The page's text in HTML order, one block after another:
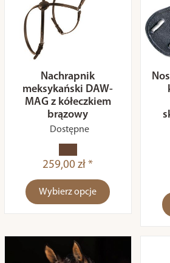
Nachrapnik
meksykański DAW-
MAG z kółeczkiem
brązowy
Dostępne
259,00 zł *
Wybierz opcje